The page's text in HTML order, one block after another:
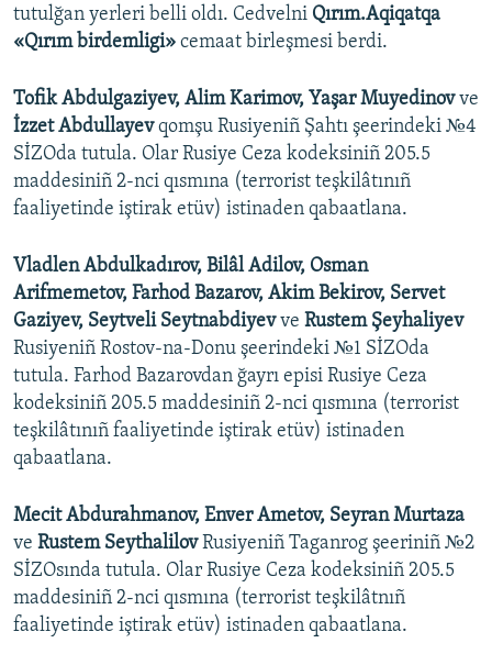
RFE/RS bütün saytları
tutulğan yerleri belli oldı. Cedvelni Qırım.Aqiqatqa
«Qırım birdemligi» cemaat birleşmesi berdi.
Tofik Abdulgaziyev, Alim Karimov, Yaşar Muyedinovve
İzzet Abdullayevqomşu Rusiyeniñ Şahtı şeerindeki №4
SİZOda tutula. Olar Rusiye Ceza kodeksiniñ 205.5
maddesiniñ 2-nci qısmına (terrorist teşkilâtınıñ
faaliyetinde iştirak etüv) istinaden qabaatlana.
Vladlen Abdulkadırov, Bilâl Adilov, Osman
Arifmemetov, Farhod Bazarov, Akim Bekirov, Servet
Gaziyev, Seytveli Seytnabdiyevve Rustem Şeyhaliyev
Rusiyeniñ Rostov-na-Donu şeerindeki №1 SİZOda
tutula. Farhod Bazarovdan ğayrı episi Rusiye Ceza
kodeksiniñ 205.5 maddesiniñ 2-nci qısmına (terrorist
teşkilâtınıñ faaliyetinde iştirak etüv) istinaden
qabaatlana.
Mecit Abdurahmanov, Enver Ametov, Seyran Murtaza
ve Rustem SeythalilovRusiyeniñ Taganrog şeeriniñ №2
SİZOsında tutula. Olar Rusiye Ceza kodeksiniñ 205.5
maddesiniñ 2-nci qısmına (terrorist teşkilâtnıñ
faaliyetinde iştirak etüv) istinaden qabaatlana.